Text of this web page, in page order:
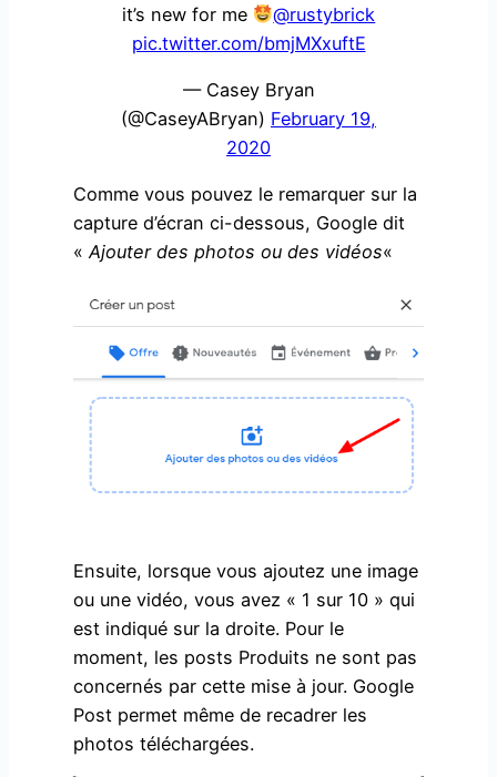
it’s new for me
@rustybrick
pic.twitter.com/bmjMXxuftE
— Casey Bryan
(@CaseyABryan) February 19,
2020
Comme vous pouvez le remarquer sur la
capture d’écran ci-dessous, Google dit
«Ajouter des photos ou des vidéos«
Ensuite, lorsque vous ajoutez une image
ou une vidéo, vous avez « 1 sur 10 » qui
est indiqué sur la droite. Pour le
moment, les posts Produits ne sont pas
concernés par cette mise à jour. Google
Post permet même de recadrer les
photos téléchargées.